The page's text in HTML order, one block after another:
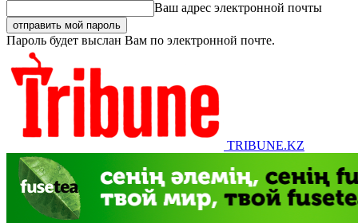
Ваш адрес электронной почты
Пароль будет выслан Вам по электронной почте.
TRIBUNE.KZ